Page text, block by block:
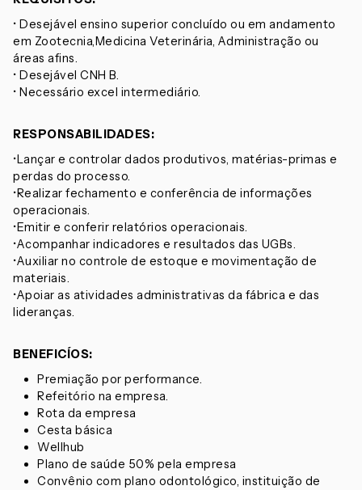
• Desejável ensino superior concluído ou em andamento
em Zootecnia,Medicina Veterinária, Administração ou
áreas afins.
• Desejável CNH B.
• Necessário excel intermediário.
RESPONSABILIDADES:
•Lançar e controlar dados produtivos, matérias-primas e
perdas do processo.
•Realizar fechamento e conferência de informações
operacionais.
•Emitir e conferir relatórios operacionais.
•Acompanhar indicadores e resultados das UGBs.
•Auxiliar no controle de estoque e movimentação de
materiais.
•Apoiar as atividades administrativas da fábrica e das
lideranças.
BENEFICÍOS:
Premiação por performance.
Refeitório na empresa.
Rota da empresa
Cesta básica
Wellhub
Plano de saúde 50% pela empresa
Convênio com plano odontológico, instituição de